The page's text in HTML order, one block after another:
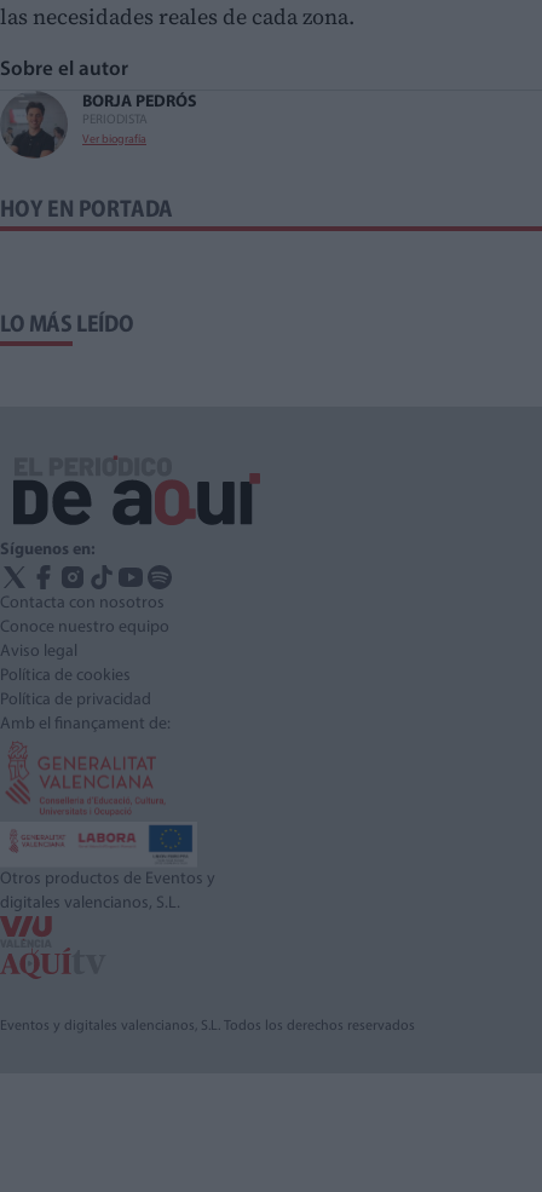
las necesidades reales de cada zona.
Sobre el autor
BORJA PEDRÓS
PERIODISTA
Ver biografía
HOY EN PORTADA
LO MÁS LEÍDO
Síguenos en:
Contacta con nosotros
Conoce nuestro equipo
Aviso legal
Política de cookies
Política de privacidad
Amb el finançament de:
Otros productos de Eventos y
digitales valencianos, S.L.
Eventos y digitales valencianos, S.L. Todos los derechos reservados